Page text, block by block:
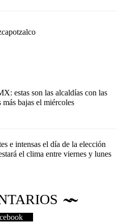
estas son las alcaldías con las
más bajas el miércoles
e intensas el día de la elección
el clima entre viernes y lunes